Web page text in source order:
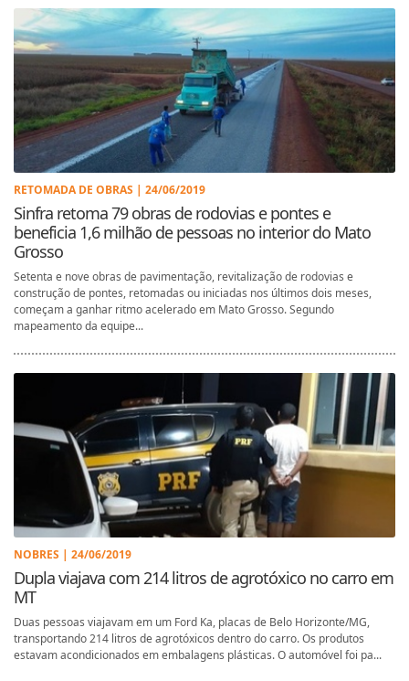
RETOMADA DE OBRAS | 24/06/2019
Sinfra retoma 79 obras de rodovias e pontes e
beneficia 1,6 milhão de pessoas no interior do Mato
Grosso
Setenta e nove obras de pavimentação, revitalização de rodovias e
construção de pontes, retomadas ou iniciadas nos últimos dois meses,
começam a ganhar ritmo acelerado em Mato Grosso. Segundo
mapeamento da equipe...
NOBRES | 24/06/2019
Dupla viajava com 214 litros de agrotóxico no carro em
MT
Duas pessoas viajavam em um Ford Ka, placas de Belo Horizonte/MG,
transportando 214 litros de agrotóxicos dentro do carro. Os produtos
estavam acondicionados em embalagens plásticas. O automóvel foi pa...